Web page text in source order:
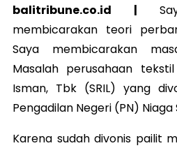
balitribune.co.id |
membicarakan teori
Saya membicarakan
Masalah perusahaan
Isman, Tbk (SRIL) yang
Pengadilan Negeri (PN) Niaga
Karena sudah divonis pailit